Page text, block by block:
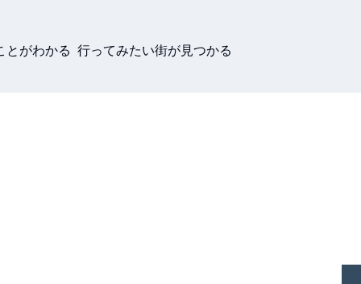
とがわかる 行ってみたい街が見つかる